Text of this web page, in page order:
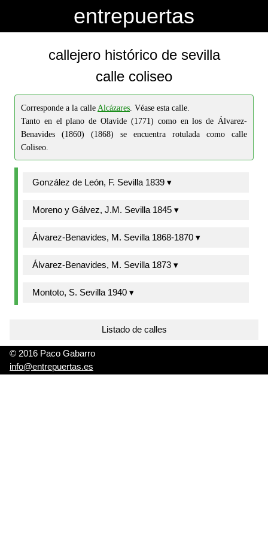
entrepuertas
callejero histórico de sevilla
calle coliseo
Corresponde a la calle Alcázares. Véase esta calle.
Tanto en el plano de Olavide (1771) como en los de Álvarez-
Benavides (1860) (1868) se encuentra rotulada como calle
Coliseo.
González de León, F. Sevilla 1839 ▾
Moreno y Gálvez, J.M. Sevilla 1845 ▾
Álvarez-Benavides, M. Sevilla 1868-1870 ▾
Álvarez-Benavides, M. Sevilla 1873 ▾
Montoto, S. Sevilla 1940 ▾
Listado de calles
© 2016 Paco Gabarro
info@entrepuertas.es